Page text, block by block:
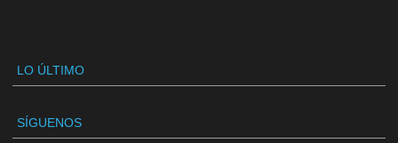
LO ÚLTIMO
SÍGUENOS